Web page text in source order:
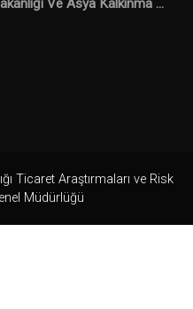
Ticaret Araştırmaları ve Risk
Müdürlüğü